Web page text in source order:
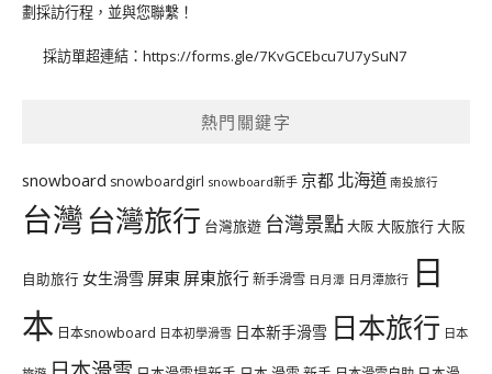
劃採訪行程，並與您聯繫！
採訪單超連結： https://forms.gle/7KvGCEbcu7U7ySuN7
熱門關鍵字
snowboard snowboardgirl snowboard新手 京都 北海道 南投旅行
台灣台灣旅行 台灣旅遊 台灣景點大阪大阪旅行大阪
自助旅行 女生滑雪 屏東 屏東旅行新手滑雪 日月潭 日月潭旅行 日
本 日本snowboard 日本初學滑雪 日本新手滑雪 日本旅行 日本